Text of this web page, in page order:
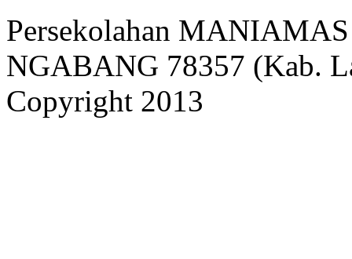
Persekolahan
NGABANG 78357 (Kab.
Copyright 2013